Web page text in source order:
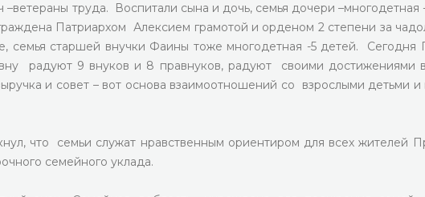
–ветераны труда. Воспитали сына и дочь, семья дочери –многодетная
Патриархом Алексием грамотой и орденом 2 степени за
семья старшей внучки Фаины тоже многодетная -5 детей. Сегодня
радуют 9 внуков и 8 правнуков, радуют своими достижениями
и совет – вот основа взаимоотношений со взрослыми детьми и
что семьи служат нравственным ориентиром для всех жителей
семейного уклада.